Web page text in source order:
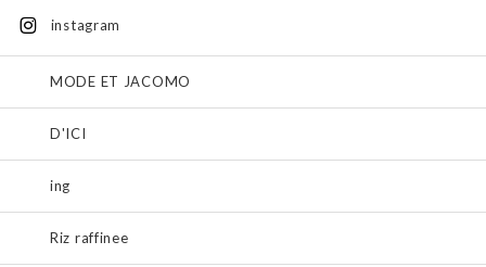
instagram
MODE ET JACOMO
D'ICI
ing
Riz raffinee